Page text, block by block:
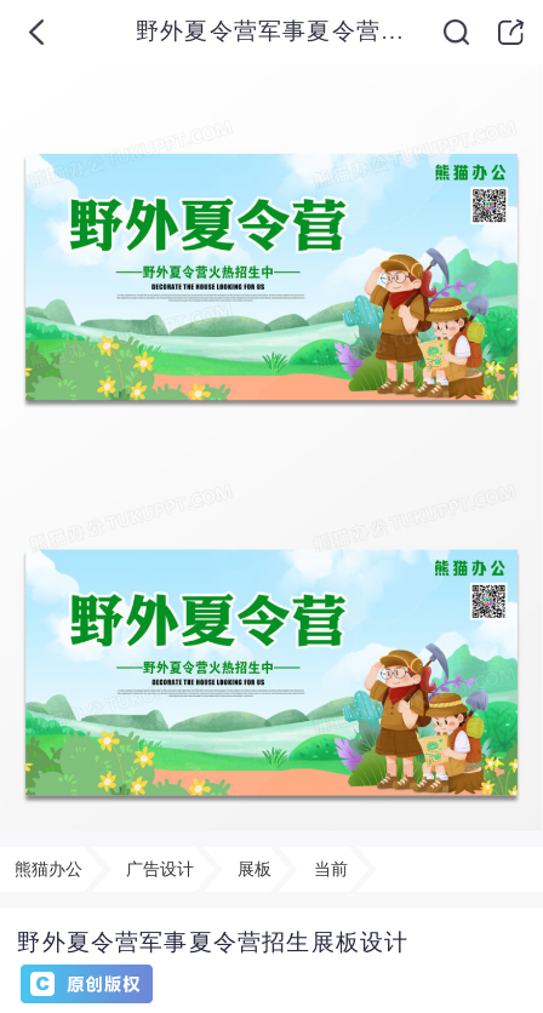
野外夏令营军事夏令营招生展板设计
熊猫办公 广告设计 展板 当前
野外夏令营军事夏令营招生展板设计